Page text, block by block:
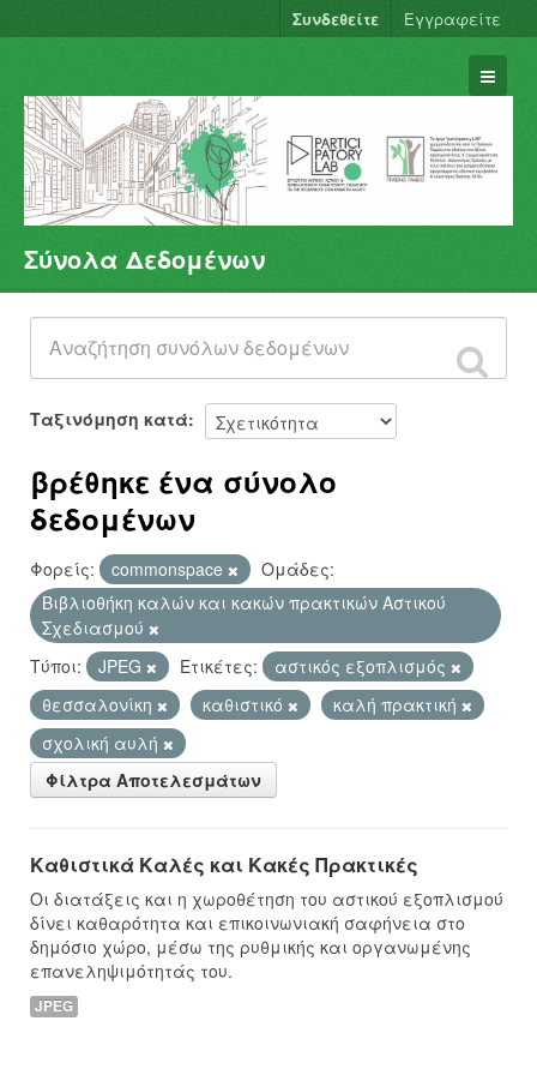
Συνδεθείτε Εγγραφείτε
Σύνολα Δεδομένων
Φορείς
Ομάδες
Σχετικά
Σύνολα Δεδομένων
Ταξινόμηση κατά
βρέθηκε ένα σύνολο
δεδομένων
Φορείς: commonspace
Ομάδες:
Βιβλιοθήκη καλών και κακών πρακτικών Αστικού
Σχεδιασμού
Τύποι:
JPEG Ετικέτες:
αστικός εξοπλισμός
θεσσαλονίκη
καθιστικό
καλή πρακτική
σχολική αυλή
Φίλτρα Αποτελεσμάτων
Καθιστικά Καλές και Κακές Πρακτικές
Οι διατάξεις και η χωροθέτηση του αστικού εξοπλισμού
δίνει καθαρότητα και επικοινωνιακή σαφήνεια στο
δημόσιο χώρο, μέσω της ρυθμικής και οργανωμένης
επανεληψιμότητάς του.
JPEG